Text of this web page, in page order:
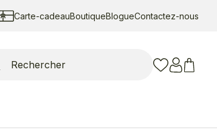
Carte-cadeauBoutiqueBlogueContactez-nous